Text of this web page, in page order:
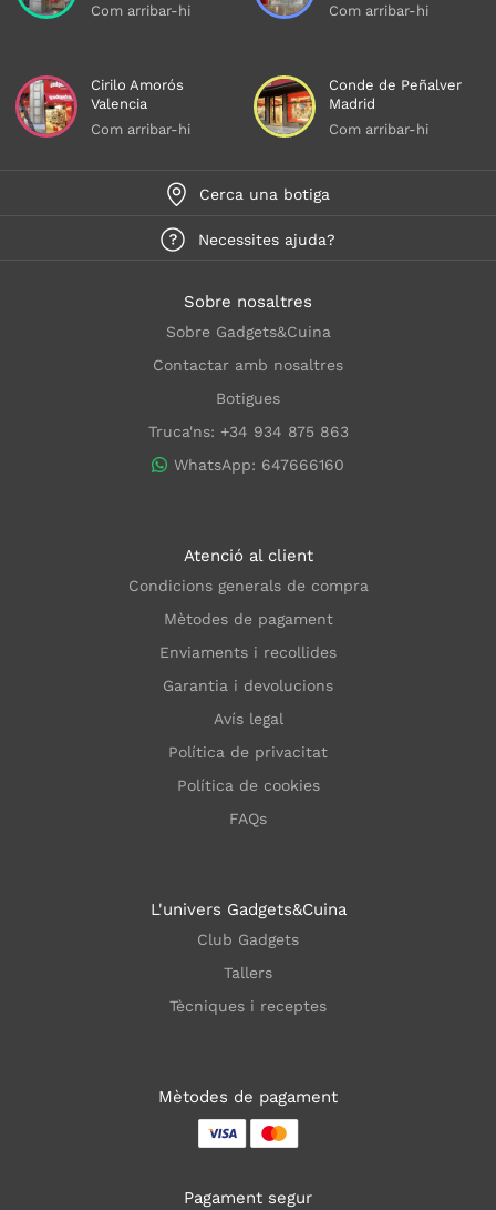
Com arribar-hi
Com arribar-hi
Cirilo Amorós
Valencia
Com arribar-hi
Conde de Peñalver
Madrid
Com arribar-hi
Cerca una botiga
Necessites ajuda?
Sobre nosaltres
Sobre Gadgets&Cuina
Contactar amb nosaltres
Botigues
Truca'ns: +34 934 875 863
WhatsApp: 647666160
Atenció al client
Condicions generals de compra
Mètodes de pagament
Enviaments i recollides
Garantia i devolucions
Avís legal
Política de privacitat
Política de cookies
FAQs
L'univers Gadgets&Cuina
Club Gadgets
Tallers
Tècniques i receptes
Mètodes de pagament
Pagament segur